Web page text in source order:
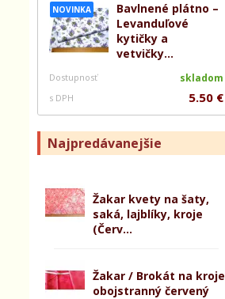
NOVINKA
Bavlnené plátno –
Levanduľové
kytičky a
vetvičky...
Dostupnosť skladom
s DPH 5.50 €
Najpredávanejšie
Žakar kvety na šaty,
saká, lajblíky, kroje
(Červ...
Žakar / Brokát na kroje
obojstranný červený